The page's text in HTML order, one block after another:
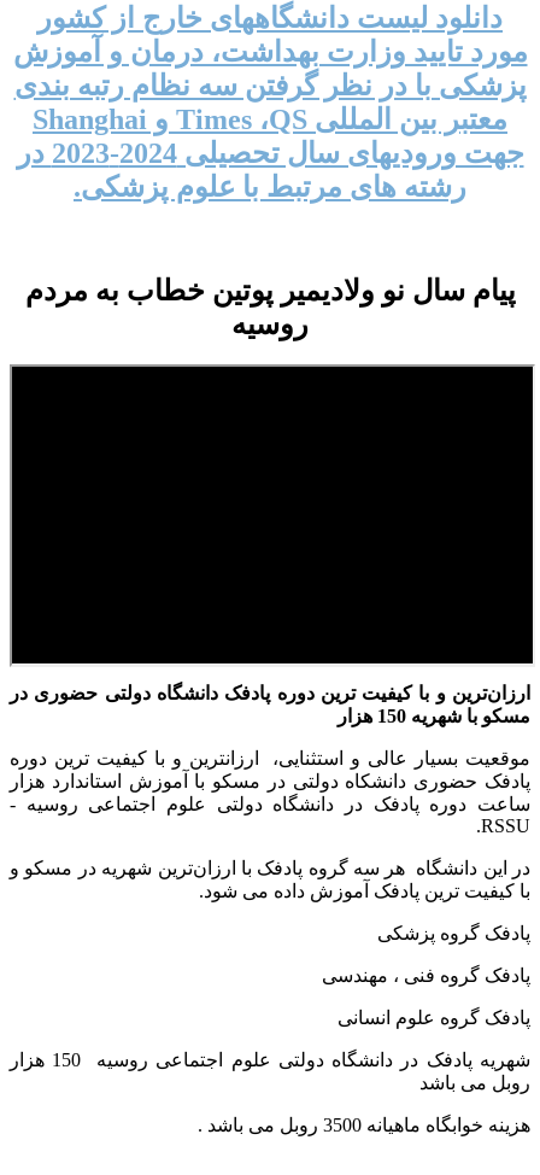
دانلود لیست دانشگاههای خارج از کشور
مورد تایید وزارت بهداشت، درمان و آموزش
پزشکی با در نظر گرفتن سه نظام رتبه بندی
معتبر بین المللی Times ،QS و Shanghai
جهت ورودیهای سال تحصیلی 2024-2023 در
رشته های مرتبط با علوم پزشکی.
پیام سال نو ولادیمیر پوتین خطاب به مردم
روسیه
ارزان‌ترین و با کیفیت ترین دوره پادفک دانشگاه دولتی حضوری در
مسکو با شهریه 150 هزار
موقعیت بسیار عالی و استثنایی، ارزانترین و با کیفیت ترین دوره
پادفک حضوری دانشکاه دولتی در مسکو با آموزش استاندارد هزار
ساعت دوره پادفک در دانشگاه دولتی علوم اجتماعی روسیه -
RSSU.
در این دانشگاه هر سه گروه پادفک با ارزان‌ترین شهریه در مسکو و
با کیفیت ترین پادفک آموزش داده می شود.
پادفک گروه پزشکی
پادفک گروه فنی ، مهندسی
پادفک گروه علوم انسانی
شهریه پادفک در دانشگاه دولتی علوم اجتماعی روسیه 150 هزار
روبل می باشد
هزینه خوابگاه ماهیانه 3500 روبل می باشد .